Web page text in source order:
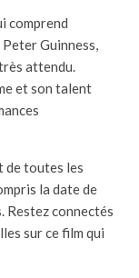
comprend
Guinness,
attendu.
et son talent
de toutes les
la date de
Restez connectés
sur ce film qui